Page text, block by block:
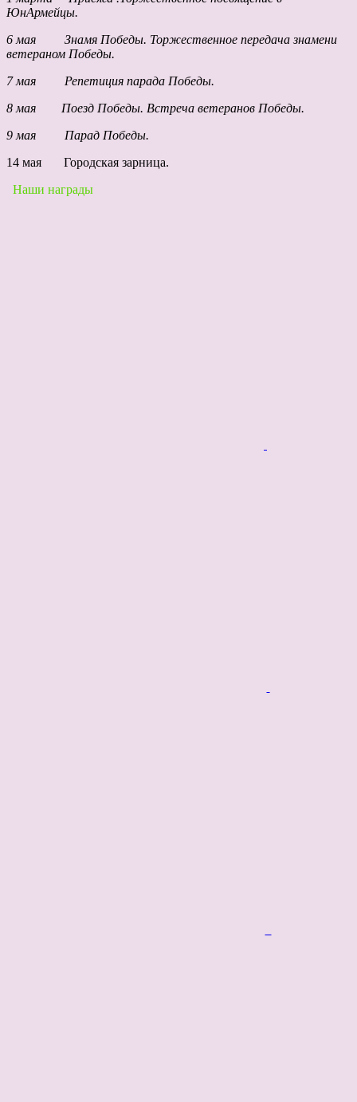
ЮнАрмейцы.
6 мая Знамя Победы. Торжественное передача знамени
ветераном Победы.
7 мая Репетиция парада Победы.
8 мая Поезд Победы. Встреча ветеранов Победы.
9 мая Парад Победы.
14 мая Городская зарница.
Наши награды